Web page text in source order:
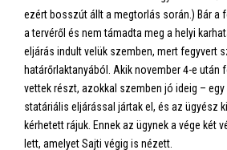
ezért bosszút állt a megtorlás során.) Bár a
a tervéről és nem támadta meg a helyi
eljárás indult velük szemben, mert fegyvert
határőrlaktanyából. Akik november 4-e után
vettek részt, azokkal szemben jó ideig –
statáriális eljárással jártak el, és az ügyész
kérhetett rájuk. Ennek az ügynek a vége két
lett, amelyet Sajti végig is nézett.